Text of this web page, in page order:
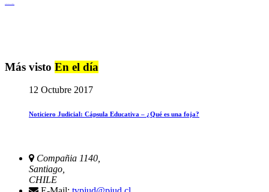
Más visto En el día
12 Octubre 2017
Noticiero Judicial: Cápsula Educativa – ¿Qué es una foja?
Compañia 1140,
Santiago,
CHILE